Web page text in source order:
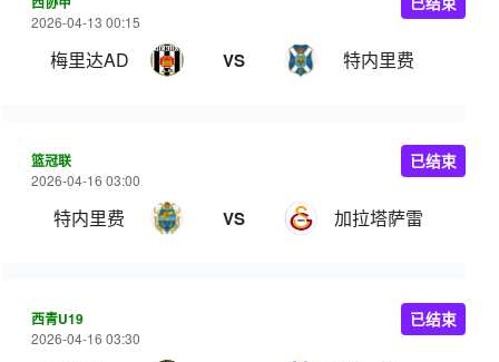
2026-04-13 00:15
梅里达AD VS 特内里费
篮冠联
2026-04-16 03:00
特内里费 VS 加拉塔萨雷
已结束
西青U19
2026-04-16 03:30
已结束